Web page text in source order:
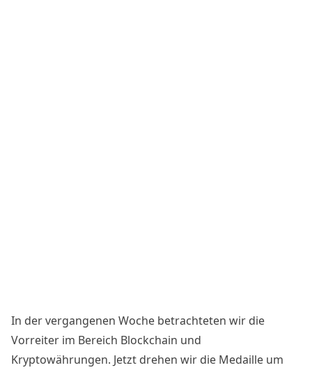
In der vergangenen Woche betrachteten wir die
Vorreiter im Bereich Blockchain und
Kryptowährungen. Jetzt drehen wir die Medaille um